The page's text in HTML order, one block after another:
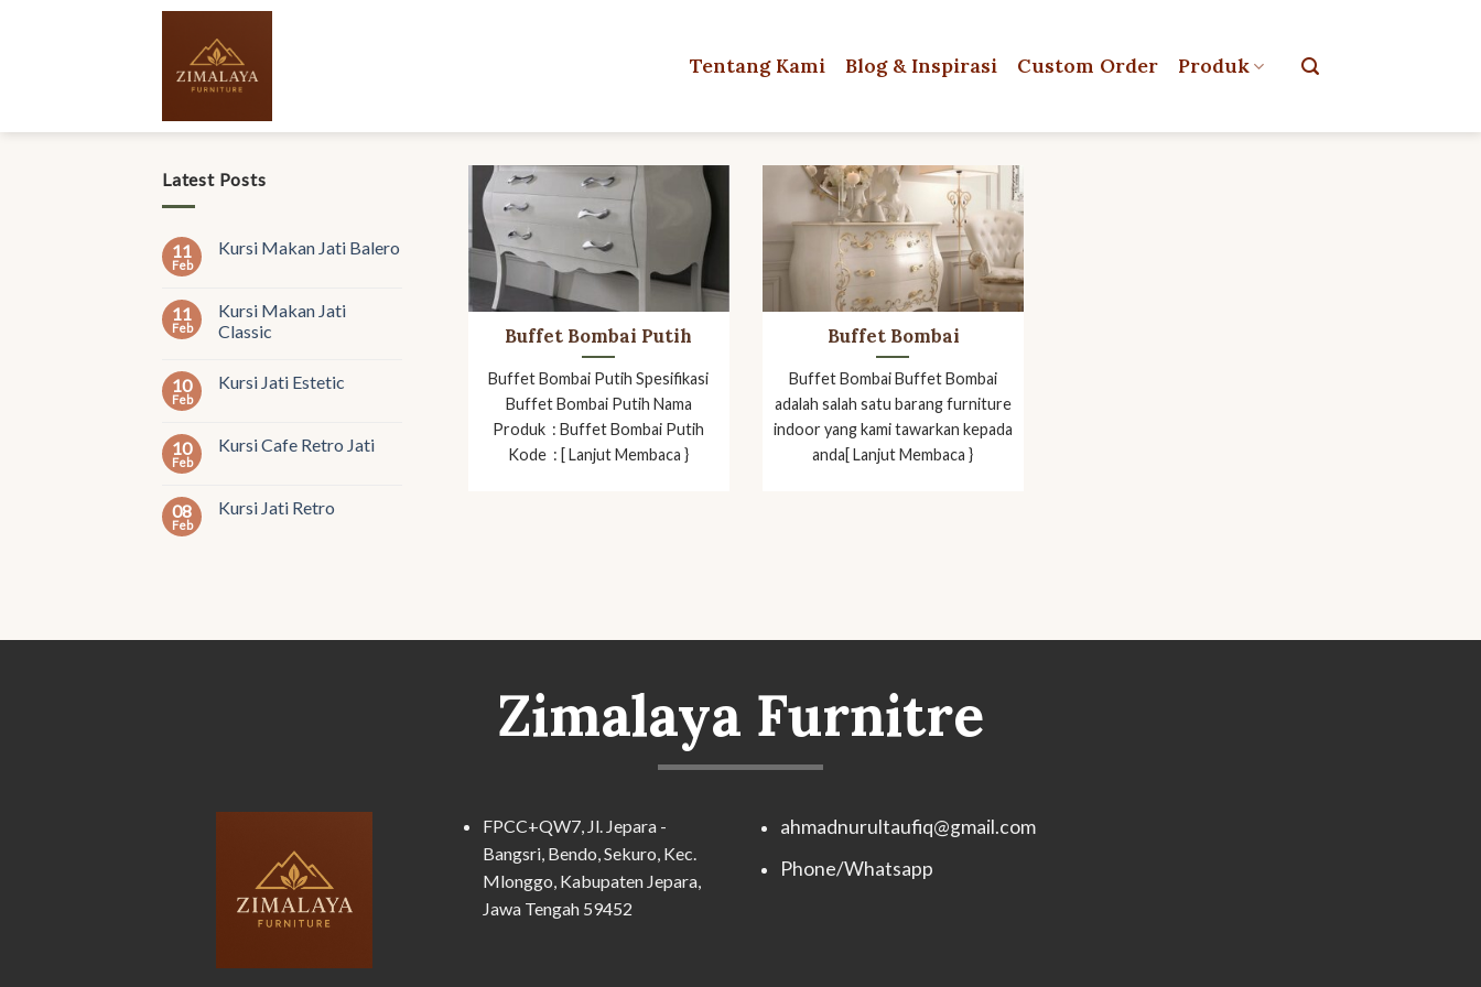
Tentang Kami Blog & Inspirasi Custom Order Produk
Latest Posts
11
Feb
Kursi Makan Jati Balero
11
Feb
Kursi Makan Jati
Classic
10
Feb
Kursi Jati Estetic
10
Feb
Kursi Cafe Retro Jati
08
Feb
Kursi Jati Retro
Buffet Bombai Putih
Buffet Bombai Putih Spesifikasi
Buffet Bombai Putih Nama
Produk : Buffet Bombai Putih
Kode : [ Lanjut Membaca }
Buffet Bombai
Buffet Bombai Buffet Bombai
adalah salah satu barang furniture
indoor yang kami tawarkan kepada
anda[ Lanjut Membaca }
Zimalaya Furnitre
FPCC+QW7, Jl. Jepara -
Bangsri, Bendo, Sekuro, Kec.
Mlonggo, Kabupaten Jepara,
Jawa Tengah 59452
ahmadnurultaufiq@gmail.com
Phone/Whatsapp